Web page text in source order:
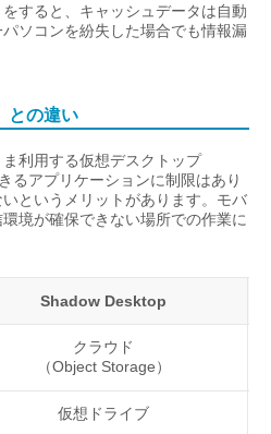
すると、キャッシュデータは自動
ソコンを紛失した場合でも情報漏
との違い
利用する仮想デスクトップ
るアプリケーションに制限はあり
というメリットがあります。モバ
境が確保できない場所での作業に
Shadow Desktop
クラウド
（Object Storage）
仮想ドライブ